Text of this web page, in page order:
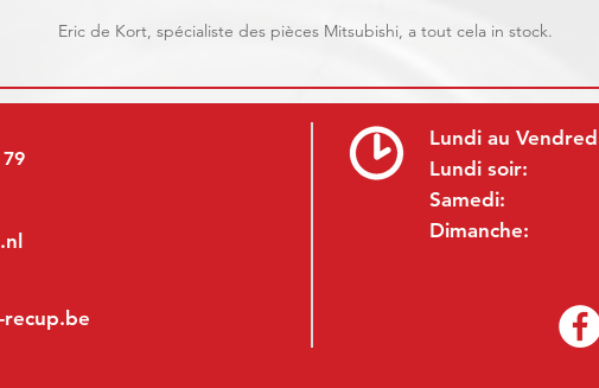
Eric de Kort, spécialiste des pièces Mitsubishi, a tout cela in stock.
Lundi au
Lundi soir:
Samedi:
Dimanche: